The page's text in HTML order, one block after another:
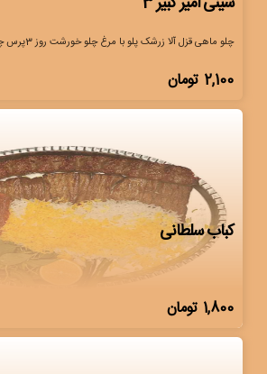
چلو ماهی قزل آلا زرشک پلو با مرغ چلو خورشت روز 3پرس چلو کره
2,100 تومان
کباب سلطانی
1,800 تومان